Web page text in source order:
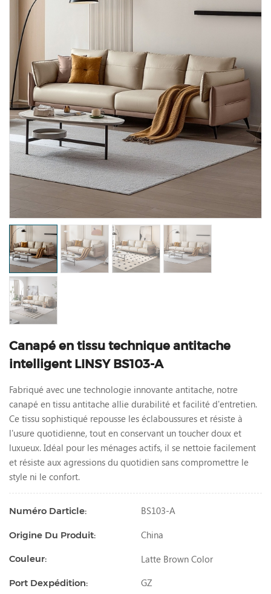
Canapé en tissu technique antitache
intelligent LINSY BS103-A
Fabriqué avec une technologie innovante antitache, notre
canapé en tissu antitache allie durabilité et facilité d'entretien.
Ce tissu sophistiqué repousse les éclaboussures et résiste à
l'usure quotidienne, tout en conservant un toucher doux et
luxueux. Idéal pour les ménages actifs, il se nettoie facilement
et résiste aux agressions du quotidien sans compromettre le
style ni le confort.
Numéro Darticle: BS103-A
Origine Du Produit: China
Couleur: Latte Brown Color
Port Dexpédition: GZ